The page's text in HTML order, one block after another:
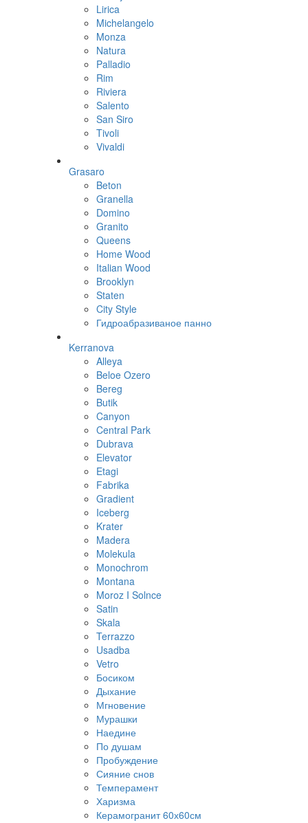
Lirica
Michelangelo
Monza
Natura
Palladio
Rim
Riviera
Salento
San Siro
Tivoli
Vivaldi
Grasaro
Beton
Granella
Domino
Granito
Queens
Home Wood
Italian Wood
Brooklyn
Staten
City Style
Гидроабразиваное панно
Kerranova
Alleya
Beloe Ozero
Bereg
Butik
Canyon
Central Park
Dubrava
Elevator
Etagi
Fabrika
Gradient
Iceberg
Krater
Madera
Molekula
Monochrom
Montana
Moroz I Solnce
Satin
Skala
Terrazzo
Usadba
Vetro
Босиком
Дыхание
Мгновение
Мурашки
Наедине
По душам
Пробуждение
Сияние снов
Темперамент
Харизма
Керамогранит 60х60см